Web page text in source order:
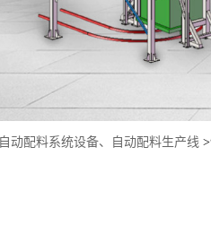
自动配料系统设备、自动配料生产线 >